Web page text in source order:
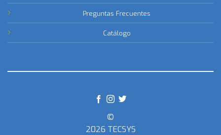
Preguntas Frecuentes
Catálogo
©
2026 TECSYS